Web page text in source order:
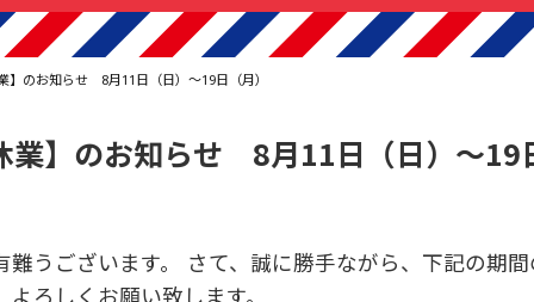
】のお知らせ 8月11日（日）～19日（月）
業】のお知らせ 8月11日（日）～19
うございます。 さて、誠に勝手ながら、下記の期
ろしくお願い致します。